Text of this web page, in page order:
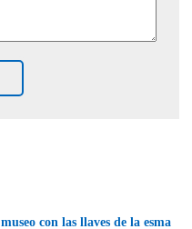
museo con las llaves de la esma